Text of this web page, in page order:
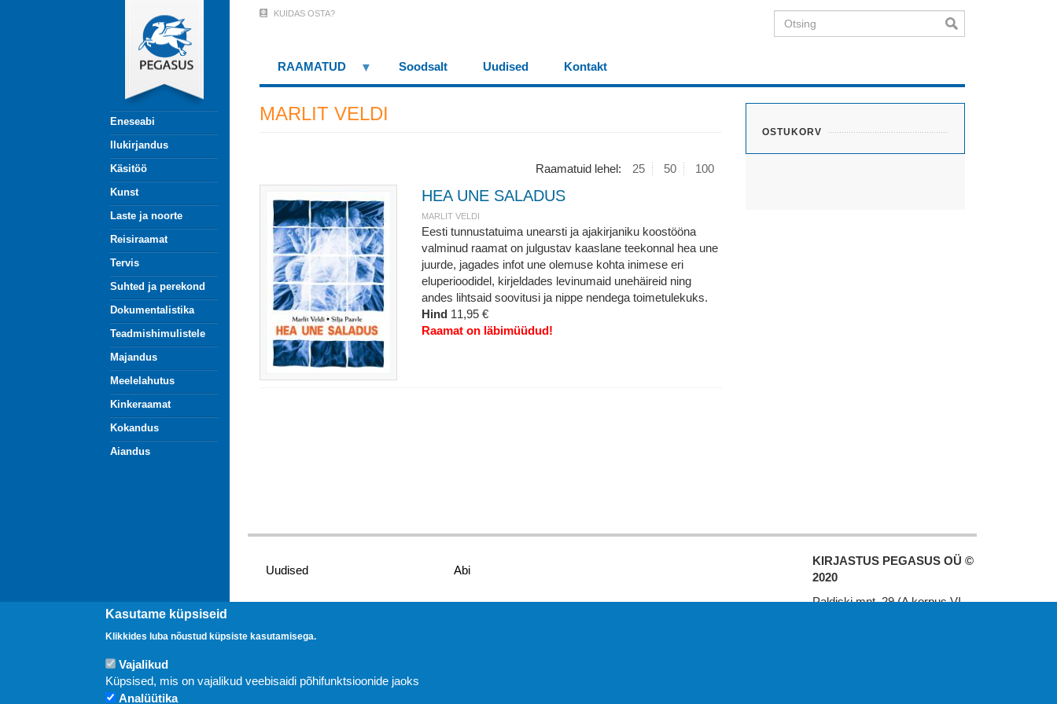
Eneseabi
Ilukirjandus
Käsitöö
Kunst
Laste ja noorte
Reisiraamat
Tervis
Suhted ja perekond
Dokumentalistika
Teadmishimulistele
Majandus
Meelelahutus
Kinkeraamat
Kokandus
Aiandus
Menu
(logged
KUIDAS OSTA? Otsing
RAAMATUD Soodsalt Uudised Kontakt
OSTUKORV
MARLIT VELDI
Raamatuid lehel: 25 50 100
HEA UNE SALADUS
MARLIT VELDI
Eesti tunnustatuima unearsti ja ajakirjaniku koostööna
valminud raamat on julgustav kaaslane teekonnal hea une
juurde, jagades infot une olemuse kohta inimese eri
eluperioodidel, kirjeldades levinumaid unehäireid ning
andes lihtsaid soovitusi ja nippe nendega toimetulekuks.
Hind 11,95 €
Raamat on läbimüüdud!
Uudised Abi
KIRJASTUS PEGASUS OÜ ©
2020
Paldiski mnt. 29 (A korpus VI
Kasutame küpsiseid
Klikkides luba nõustud küpsiste kasutamisega.
Vajalikud
Küpsised, mis on vajalikud veebisaidi põhifunktsioonide jaoks
Analüütika